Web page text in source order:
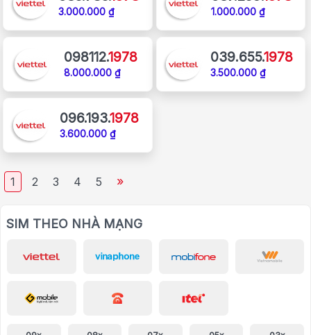
3.000.000 ₫ 1.000.000 ₫
098112.1978
8.000.000 ₫
039.655.1978
3.500.000 ₫
096.193.1978
3.600.000 ₫
1 2 3 4 5 »
SIM THEO NHÀ MẠNG